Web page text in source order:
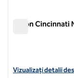
Hilton Cincinnati
Vizualizați detaliile
Vizualizați detalii